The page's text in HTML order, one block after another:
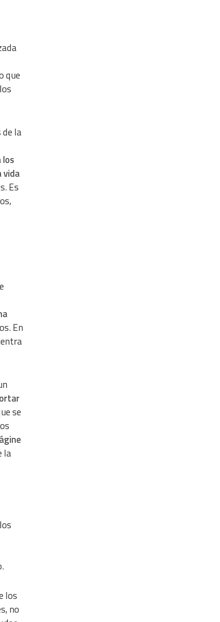
que
la
los
vida
Es
En
se
la
los
no